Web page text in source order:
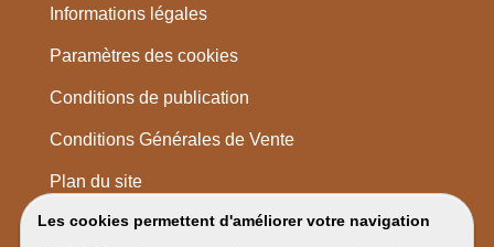
Les cookies permettent d'améliorer votre navigation
Informations légales
Paramètres des cookies
Conditions de publication
Conditions Générales de Vente
Plan du site